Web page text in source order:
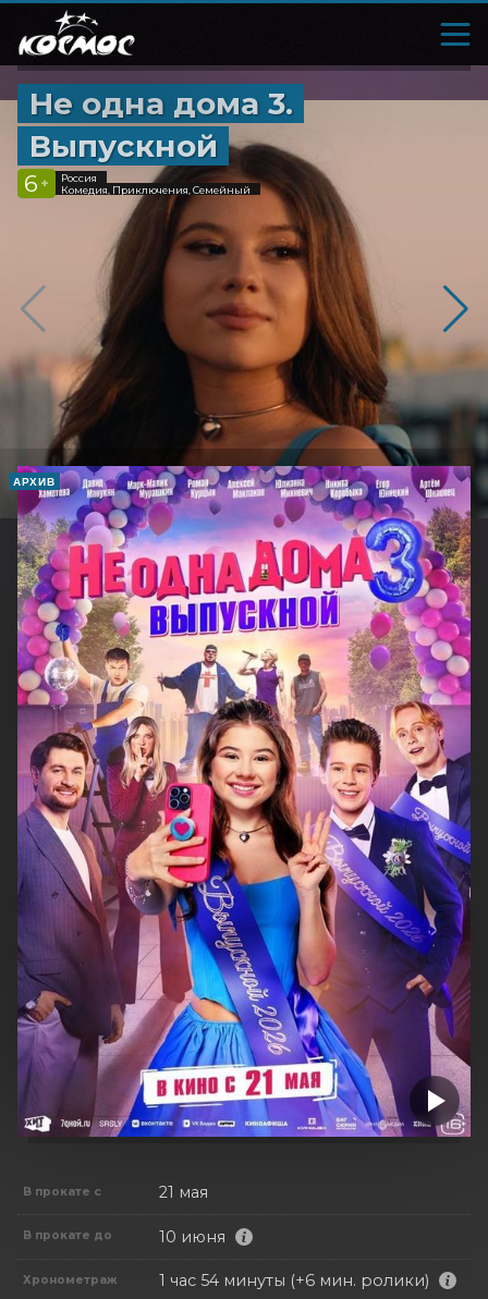
Не одна дома 3.
Выпускной
6 +
Россия
Комедия, Приключения, Семейный
АРХИВ
В прокате с 21 мая
В прокате до 10 июня
Хронометраж 1 час 54 минуты (+6 мин. ролики)